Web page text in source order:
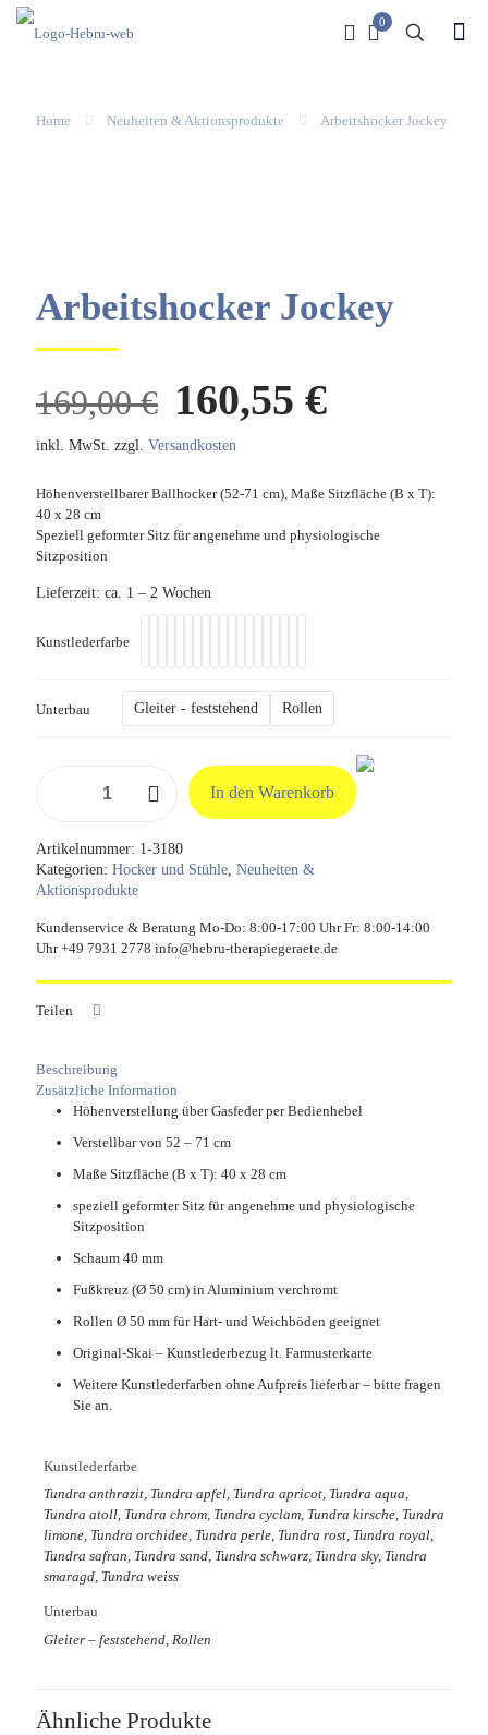
0
Home Neuheiten & Aktionsprodukte Arbeitshocker Jockey
Arbeitshocker Jockey
169,00€ Ursprünglicher
Preis
war:
169,00 €
160,55 €
160,55 €.
inkl. MwSt. zzgl. Versandkosten
Höhenverstellbarer Ballhocker (52-71 cm), Maße Sitzfläche (B x T):
40 x 28 cm
Speziell geformter Sitz für angenehme und physiologische
Sitzposition
Lieferzeit: ca. 1 – 2 Wochen
Kunstlederfarbe
Unterbau Gleiter - feststehend Rollen
In den Warenkorb
Artikelnummer: 1-3180
Kategorien: Hocker und Stühle, Neuheiten &
Aktionsprodukte
Kundenservice & Beratung Mo-Do: 8:00-17:00 Uhr Fr: 8:00-14:00
Uhr +49 7931 2778 info@hebru-therapiegeraete.de
Teilen
Beschreibung
Zusätzliche Information
Höhenverstellung über Gasfeder per Bedienhebel
Verstellbar von 52 – 71 cm
Maße Sitzfläche (B x T): 40 x 28 cm
speziell geformter Sitz für angenehme und physiologische
Sitzposition
Schaum 40 mm
Fußkreuz (Ø 50 cm) in Aluminium verchromt
Rollen Ø 50 mm für Hart- und Weichböden geeignet
Original-Skai – Kunstlederbezug lt. Farmusterkarte
Weitere Kunstlederfarben ohne Aufpreis lieferbar – bitte fragen
Sie an.
Kunstlederfarbe
Tundra anthrazit, Tundra apfel, Tundra apricot, Tundra aqua,
Tundra atoll, Tundra chrom, Tundra cyclam, Tundra kirsche, Tundra
limone, Tundra orchidee, Tundra perle, Tundra rost, Tundra royal,
Tundra safran, Tundra sand, Tundra schwarz, Tundra sky, Tundra
smaragd, Tundra weiss
Unterbau
Gleiter – feststehend, Rollen
Ähnliche Produkte